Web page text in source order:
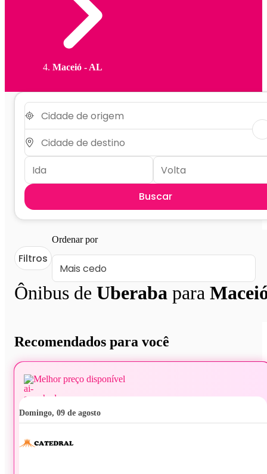
Maceió - AL
Buscar
Ônibus de Uberaba para
Filtros
Ordenar por
Recomendados para você
Melhor preço disponível
domingo, 09 de agosto